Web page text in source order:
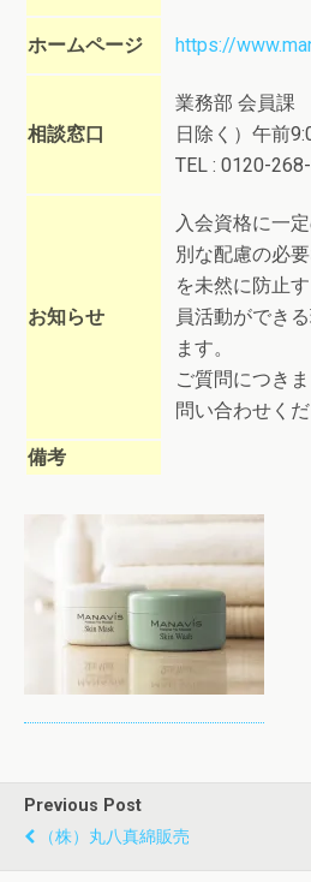
ホームページ https://
相談窓口
業務部 会員課
日除く）午前
TEL : 0120-
お知らせ
入会資格に一
別な配慮の必
を未然に防止
員活動ができ
ます。
ご質問につき
問い合わせくだ
備考
Previous Post
（株）丸八真綿販売